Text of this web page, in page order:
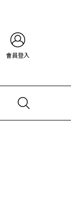
會員登入